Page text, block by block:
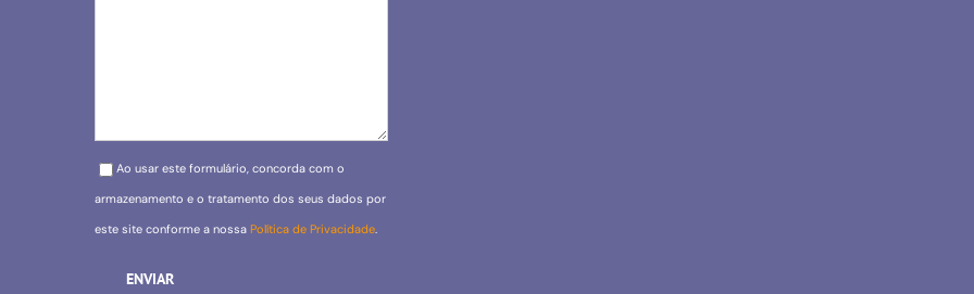
Please leave this field empty.
Ao usar este formulário, concorda com o
armazenamento e o tratamento dos seus dados por
este site conforme a nossa Política de Privacidade.